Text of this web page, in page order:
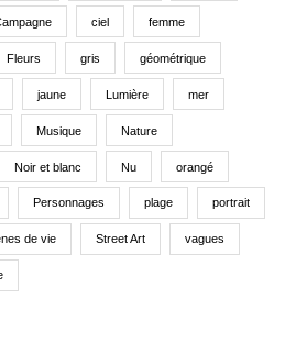
ciel femme
Fleurs gris géométrique
jaune Lumière mer
Musique Nature
Noir et blanc Nu orangé
Personnages plage portrait
de vie Street Art vagues